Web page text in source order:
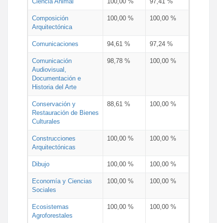
Composición
Arquitectónica
100,00 % 100,00 %
Comunicaciones 94,61 % 97,24 %
Comunicación
Audiovisual,
Documentación e
Historia del Arte
98,78 % 100,00 %
Conservación y
Restauración de Bienes
Culturales
88,61 % 100,00 %
Construcciones
Arquitectónicas
100,00 % 100,00 %
Dibujo 100,00 % 100,00 %
Economía y Ciencias
Sociales
100,00 % 100,00 %
Ecosistemas
Agroforestales
100,00 % 100,00 %